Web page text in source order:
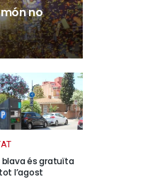
no
blava és gratuïta
l’agost